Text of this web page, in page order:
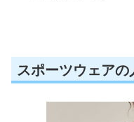
スポーツウェア